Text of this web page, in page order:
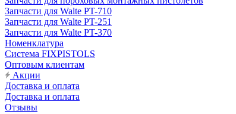
Запчасти для Walte PT-710
Запчасти для Walte PT-251
Запчасти для Walte PT-370
Номенклатура
Система FIXPISTOLS
Оптовым клиентам
Акции
Доставка и оплата
Доставка и оплата
Отзывы